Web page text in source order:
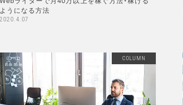
ようになる方法
2020.4.07
COLUMN